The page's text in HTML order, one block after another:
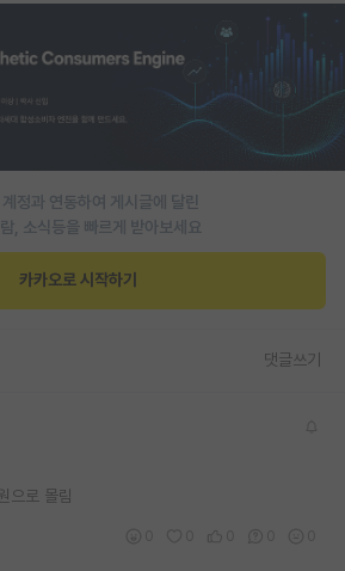
판
시판
판
정과 연동하여 게시글에 달린
, 소식등을 빠르게 받아보세요
카카오로 시작하기
댓글쓰기
으로 몰림